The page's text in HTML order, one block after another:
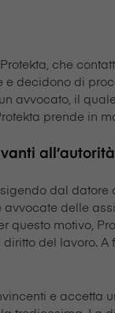
che
e decidono di
avvocato, il
prende in
dal
delle
questo motivo,
del lavoro.
e accetta